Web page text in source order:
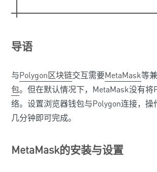
导语
与Polygon区块链交互需要MetaMask等
包。但在默认情况下，MetaMask没有将
络。设置浏览器钱包与Polygon连接，操
几分钟即可完成。
MetaMask的安装与设置